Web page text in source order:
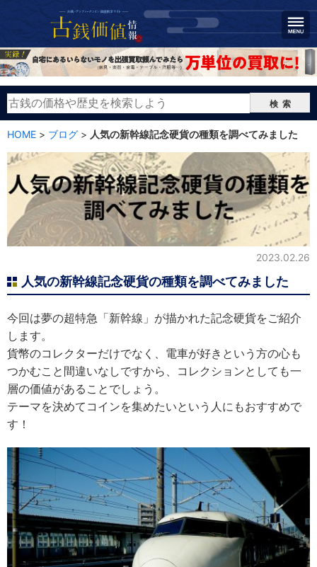
検索
HOME > ブログ > 人気の新幹線記念硬貨の種類を調べてみました
人気の新幹線記念硬貨の種類を調べてみました
2023.02.26
人気の新幹線記念硬貨の種類を調べてみました
今回は夢の超特急「新幹線」が描かれた記念硬貨をご紹介
します。
貨幣のコレクターだけでなく、電車が好きという方の心も
つかむこと間違いなしですから、コレクションとしても一
層の価値があることでしょう。
テーマを決めてコインを集めたいという人にもおすすめで
す！